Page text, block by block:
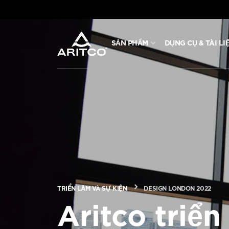
SẢN PHẨM DỤNG CỤ & TÀI
DỤNG CỤ & TÀI LIỆU
GIỚI THIỆU VỀ ARITCO
CHUYÊN NGHIỆP
TRIỂN LÃM VÀ SỰ KIỆN DESIGN LONDON 2022
Aritco triển